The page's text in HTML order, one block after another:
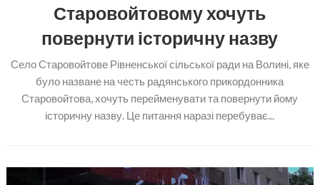
Старовойтовому хочуть
повернути історичну назву
Село Старовойтове Рівненської сільської ради на Волині, яке
було назване на честь радянського прикордонника
Старовойтова, хочуть перейменувати та повернути йому
історичну назву. Це питання наразі перебуває...